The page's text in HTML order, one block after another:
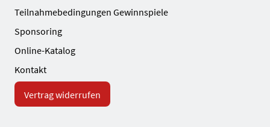
Teilnahmebedingungen Gewinnspiele
Sponsoring
Online-Katalog
Kontakt
Vertrag widerrufen